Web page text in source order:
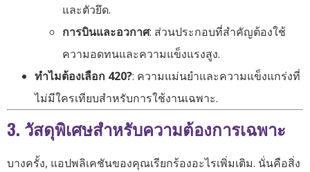
และตัวยึด.
การบินและอวกาศ: ส่วนประกอบที่สำคัญต้องใช้
ความอดทนและความแข็งแรงสูง.
ทำไมต้องเลือก 420?: ความแม่นยำและความแข็งแกร่งที่
ไม่มีใครเทียบสำหรับการใช้งานเฉพาะ.
3. วัสดุพิเศษสำหรับความต้องการเฉพาะ
บางครั้ง, แอปพลิเคชันของคุณเรียกร้องอะไรเพิ่มเติม. นั่นคือสิ่ง